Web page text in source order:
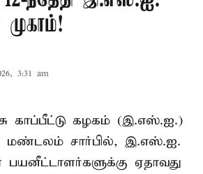
முகாம்!
3:31 am
காப்பீட்டு கழகம் (இ.எஸ்.ஐ.)
சார்பில், இ.எஸ்.ஐ.
ஏதாவது